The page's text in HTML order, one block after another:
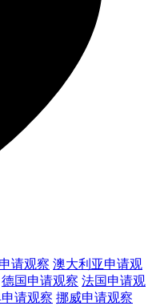
申请观察 澳大利亚申请观
德国申请观察 法国申请观
申请观察 挪威申请观察